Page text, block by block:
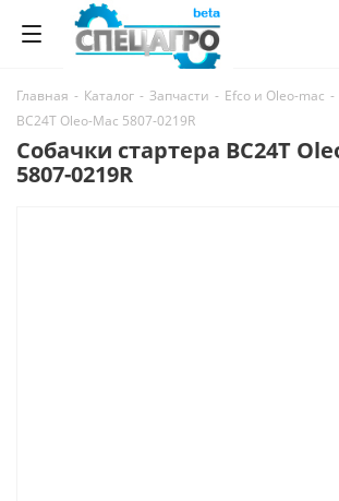
Главная - Каталог - Запчасти - Efco и Oleo-mac -
BC24T Oleo-Mac 5807-0219R
Собачки стартера BC24T
5807-0219R